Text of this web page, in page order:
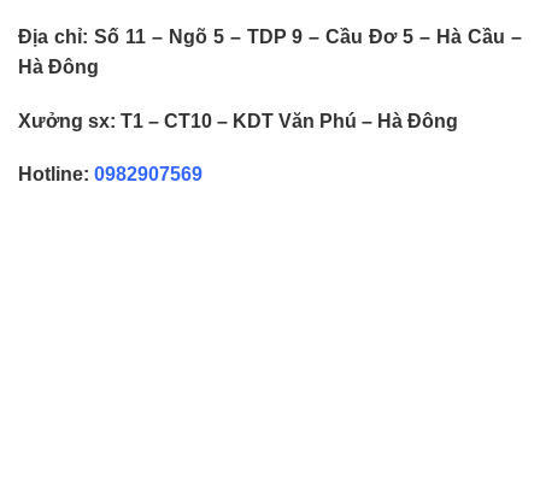
Địa chỉ: Số 11 – Ngõ 5 – TDP 9 – Cầu Đơ 5 – Hà Cầu –
Hà Đông
Xưởng sx: T1 – CT10 – KDT Văn Phú – Hà Đông
Hotline: 0982907569